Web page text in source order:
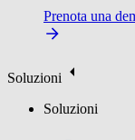
Prenota una
Soluzioni
Soluzioni